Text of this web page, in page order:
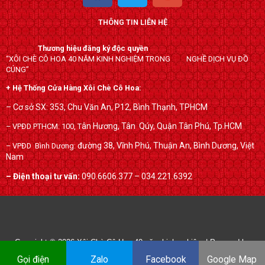
c
e
b
o
o
k
i
t
t
e
r
o
g
l
e
-
p
l
u
s
THÔNG TIN LIÊN HỆ
Thương hiệu đăng ký độc quyền
“XÔI CHÈ CÔ HOA 40 NĂM KINH NGHIỆM TRONG NGHỀ DỊCH VỤ ĐỒ
CÚNG”
+ Hệ Thống Cửa Hàng Xôi Chè Cô Hoa:
– Cơ sở SX: 353, Chu Văn An, P12, Bình Thạnh, TPHCM
– VPĐD PTHCM: 100, Tân Hương, Tân Qúy,Quận Tân Phú, Tp.HCM
– VPĐD Bình Dương:đường 38, Vĩnh Phú, Thuận An, Bình Dương, Việt
Nam
– Điện thoại tư vấn:090.6606.377 – 034.221.6392
Copyright © 2026Xôi Chè Cô Hoa 40 năm kinh nghiệm| Powered by
xoichecohoa.com
Gọi điện Zalo Facebook Google Map